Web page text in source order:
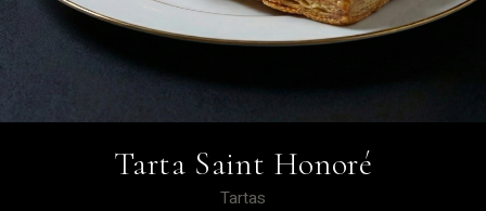
Tarta Saint Honoré
Tartas